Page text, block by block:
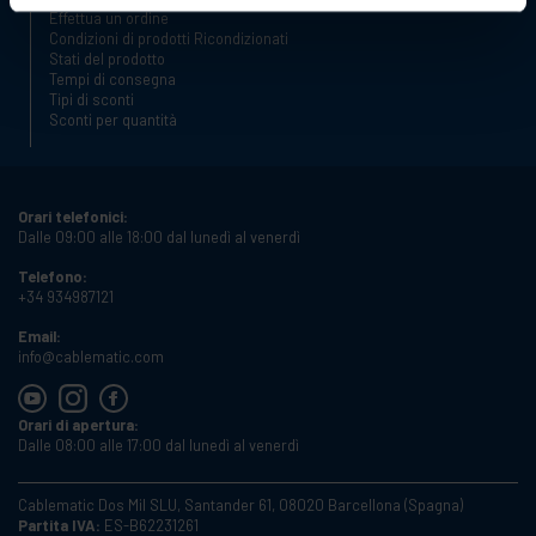
Effettua un ordine
Condizioni di prodotti Ricondizionati
Stati del prodotto
Tempi di consegna
Tipi di sconti
Sconti per quantità
Orari telefonici:
Dalle 09:00 alle 18:00 dal lunedì al venerdì
Telefono:
+34 934987121
Email:
info@cablematic.com
Orari di apertura:
Dalle 08:00 alle 17:00 dal lunedì al venerdì
Cablematic Dos Mil SLU, Santander 61, 08020 Barcellona (Spagna)
Partita IVA: ES-B62231261